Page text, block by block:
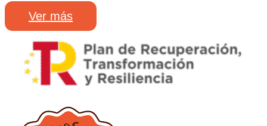
Ver más